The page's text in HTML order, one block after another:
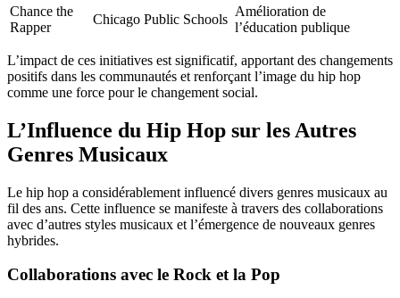
Chance the
Rapper
Chicago Public Schools
Amélioration de
l’éducation publique
L’impact de ces initiatives est significatif, apportant des changements
positifs dans les communautés et renforçant l’image du hip hop
comme une force pour le changement social.
L’Influence du Hip Hop sur les Autres
Genres Musicaux
Le hip hop a considérablement influencé divers genres musicaux au
fil des ans. Cette influence se manifeste à travers des collaborations
avec d’autres styles musicaux et l’émergence de nouveaux genres
hybrides.
Collaborations avec le Rock et la Pop